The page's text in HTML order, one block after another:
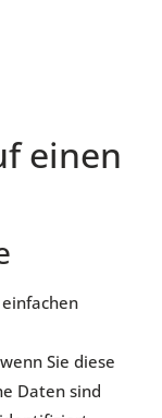
einen
Sie diese
Daten sind